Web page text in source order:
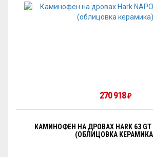
270 918₽
КАМИНОФЕН НА ДРОВАХ HARK 63 GT
(ОБЛИЦОВКА